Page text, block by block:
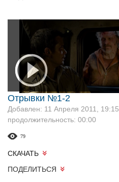
Отрывки №1-2
Добавлен: 11 Апреля 2011, 19:15
продолжительность: 00:00
79
СКАЧАТЬ
ПОДЕЛИТЬСЯ